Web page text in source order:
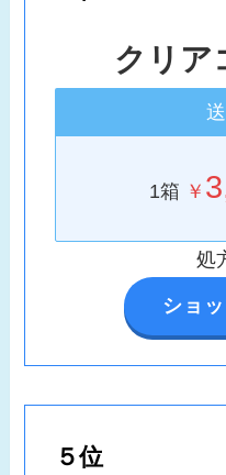
クリア
1箱 ￥
処
ショ
５位